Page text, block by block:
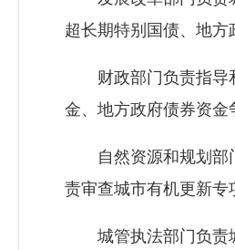
超长期特别国债、地
财政部门负责指导和
金、地方政府债券资
自然资源和规划部门
责审查城市有机更新
城管执法部门负责城